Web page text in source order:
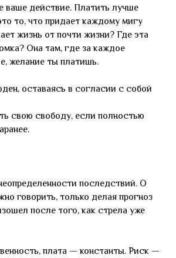
ваше действие. Платить лучше
то, что придает каждому мигу
жизнь от почти жизни? Где эта
Она там, где за каждое
желание ты платишь.
оставаясь в согласии с собой
свою свободу, если полностью
последствий. О
говорить, только делая прогноз
после того, как стрела уже
плата — константы. Риск —